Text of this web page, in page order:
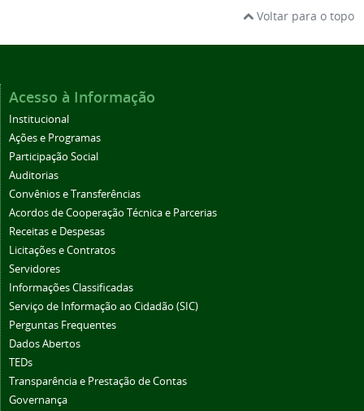
Voltar para o topo
Acesso à Informação
Institucional
Ações e Programas
Participação Social
Auditorias
Convênios e Transferências
Acordos de Cooperação Técnica e Parcerias
Receitas e Despesas
Licitações e Contratos
Servidores
Informações Classificadas
Serviço de Informação ao Cidadão (SIC)
Perguntas Frequentes
Dados Abertos
TEDs
Transparência e Prestação de Contas
Governança